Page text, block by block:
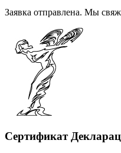
Заявка отправлена. Мы
Сертификат